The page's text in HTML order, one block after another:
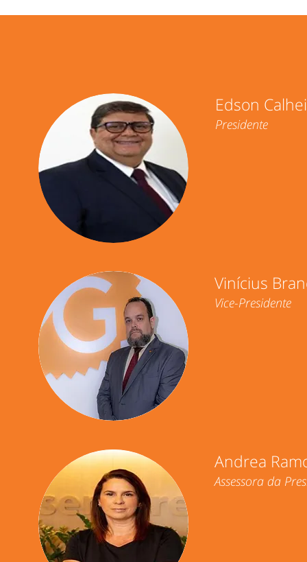
Edson
Presidente
Vinícius
Vice-Presidente
Andrea
Assessora da